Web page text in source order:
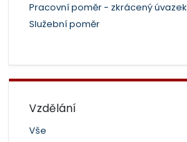
Pracovní poměr - zkrácený úvazek
Služební poměr
Vzdělání
Vše